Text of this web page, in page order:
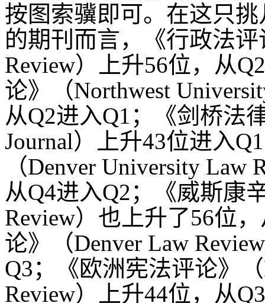
按图索骥即可。在这只
的期刊而言，《行政法
Review）上升56位，从
论》（Northwest
从Q2进入Q1；《剑桥法
Journal）上升43位进入
（Denver University
从Q4进入Q2；《威斯康
Review）也上升了56位
论》（Denver Law
Q3；《欧洲宪法评论》
Review）上升44位，从